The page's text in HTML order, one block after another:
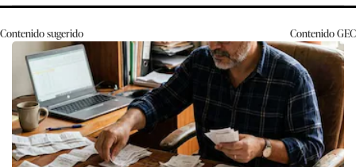
Contenido sugerido ContenidoGEC